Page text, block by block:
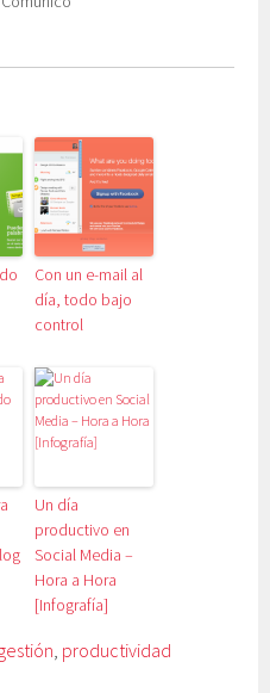
Con un e-mail al
día, todo bajo
control
Un día
productivo en
Social Media –
Hora a Hora
[Infografía]
, productividad